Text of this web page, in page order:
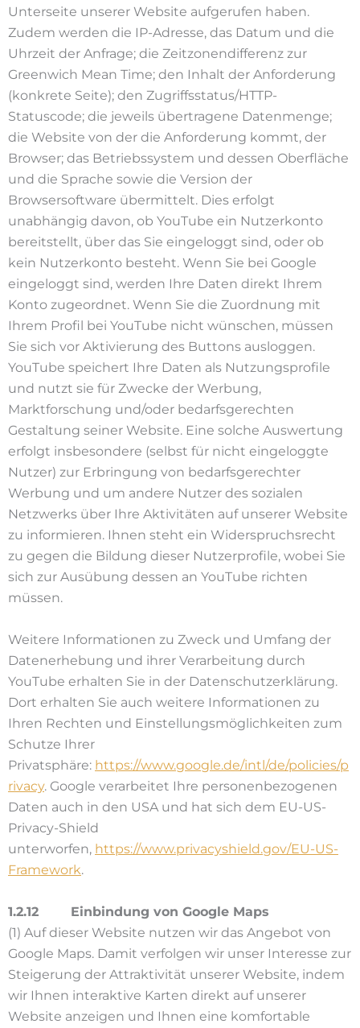
Unterseite unserer Website aufgerufen haben.
Zudem werden die IP-Adresse, das Datum und die
Uhrzeit der Anfrage; die Zeitzonendifferenz zur
Greenwich Mean Time; den Inhalt der Anforderung
(konkrete Seite); den Zugriffsstatus/HTTP-
Statuscode; die jeweils übertragene Datenmenge;
die Website von der die Anforderung kommt, der
Browser; das Betriebssystem und dessen Oberfläche
und die Sprache sowie die Version der
Browsersoftware übermittelt. Dies erfolgt
unabhängig davon, ob YouTube ein Nutzerkonto
bereitstellt, über das Sie eingeloggt sind, oder ob
kein Nutzerkonto besteht. Wenn Sie bei Google
eingeloggt sind, werden Ihre Daten direkt Ihrem
Konto zugeordnet. Wenn Sie die Zuordnung mit
Ihrem Profil bei YouTube nicht wünschen, müssen
Sie sich vor Aktivierung des Buttons ausloggen.
YouTube speichert Ihre Daten als Nutzungsprofile
und nutzt sie für Zwecke der Werbung,
Marktforschung und/oder bedarfsgerechten
Gestaltung seiner Website. Eine solche Auswertung
erfolgt insbesondere (selbst für nicht eingeloggte
Nutzer) zur Erbringung von bedarfsgerechter
Werbung und um andere Nutzer des sozialen
Netzwerks über Ihre Aktivitäten auf unserer Website
zu informieren. Ihnen steht ein Widerspruchsrecht
zu gegen die Bildung dieser Nutzerprofile, wobei Sie
sich zur Ausübung dessen an YouTube richten
müssen.
Weitere Informationen zu Zweck und Umfang der
Datenerhebung und ihrer Verarbeitung durch
YouTube erhalten Sie in der Datenschutzerklärung.
Dort erhalten Sie auch weitere Informationen zu
Ihren Rechten und Einstellungsmöglichkeiten zum
Schutze Ihrer
Privatsphäre: https://www.google.de/intl/de/policies/p
rivacy. Google verarbeitet Ihre personenbezogenen
Daten auch in den USA und hat sich dem EU-US-
Privacy-Shield
unterworfen, https://www.privacyshield.gov/EU-US-
Framework.
1.2.12 Einbindung von Google Maps
(1) Auf dieser Website nutzen wir das Angebot von
Google Maps. Damit verfolgen wir unser Interesse zur
Steigerung der Attraktivität unserer Website, indem
wir Ihnen interaktive Karten direkt auf unserer
Website anzeigen und Ihnen eine komfortable